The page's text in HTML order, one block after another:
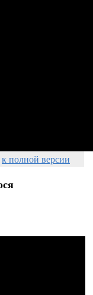
к полной версии